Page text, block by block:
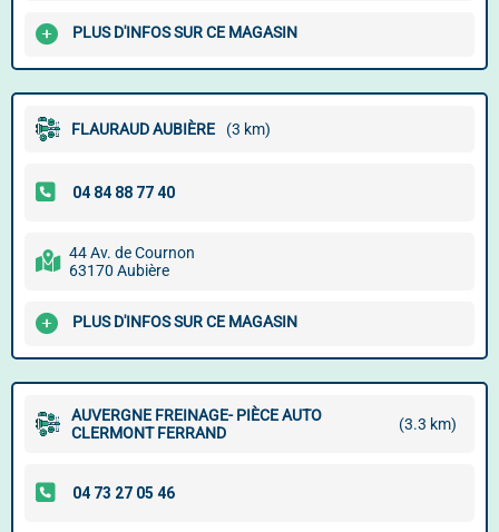
PLUS D'INFOS SUR CE MAGASIN
FLAURAUD AUBIÈRE (3 km)
44 Av. de Cournon
63170 Aubière
PLUS D'INFOS SUR CE MAGASIN
AUVERGNE FREINAGE- PIÈCE AUTO
CLERMONT FERRAND
(3.3 km)